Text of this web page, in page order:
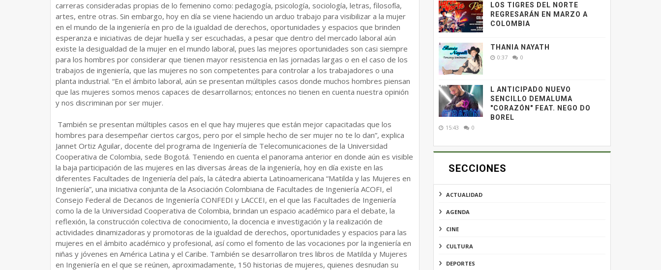
carreras consideradas propias de lo femenino como: pedagogía, psicología, sociología, letras, filosofía,
artes, entre otras. Sin embargo, hoy en día se viene haciendo un arduo trabajo para visibilizar a la mujer
en el mundo de la ingeniería en pro de la igualdad de derechos, oportunidades y espacios que brinden
esperanza e iniciativas de dejar huella y ser escuchadas, a pesar que dentro del mercado laboral aún
existe la desigualdad de la mujer en el mundo laboral, pues las mejores oportunidades son casi siempre
para los hombres por considerar que tienen mayor resistencia en las jornadas largas o en el caso de los
trabajos de ingeniería, que las mujeres no son competentes para controlar a los trabajadores o una
planta industrial. “En el ámbito laboral, aún se presentan múltiples casos donde muchos hombres piensan
que las mujeres somos menos capaces de desarrollarnos; entonces no tienen en cuenta nuestra opinión
y nos discriminan por ser mujer.
También se presentan múltiples casos en el que hay mujeres que están mejor capacitadas que los
hombres para desempeñar ciertos cargos, pero por el simple hecho de ser mujer no te lo dan”, explica
Jannet Ortiz Aguilar, docente del programa de Ingeniería de Telecomunicaciones de la Universidad
Cooperativa de Colombia, sede Bogotá. Teniendo en cuenta el panorama anterior en donde aún es visible
la baja participación de las mujeres en las diversas áreas de la ingeniería, hoy en día existe en las
diferentes Facultades de Ingeniería del país, la cátedra abierta Latinoamericana “Matilda y las Mujeres en
Ingeniería”, una iniciativa conjunta de la Asociación Colombiana de Facultades de Ingeniería ACOFI, el
Consejo Federal de Decanos de Ingeniería CONFEDI y LACCEI, en el que las Facultades de Ingeniería
como la de la Universidad Cooperativa de Colombia, brindan un espacio académico para el debate, la
reflexión, la construcción colectiva de conocimiento, la docencia e investigación y la realización de
actividades dinamizadoras y promotoras de la igualdad de derechos, oportunidades y espacios para las
mujeres en el ámbito académico y profesional, así como el fomento de las vocaciones por la ingeniería en
niñas y jóvenes en América Latina y el Caribe. También se desarrollaron tres libros de Matilda y Mujeres
en Ingeniería en el que se reúnen, aproximadamente, 150 historias de mujeres, quienes desnudan su
LOS TIGRES DEL NORTE
REGRESARÁN EN MARZO A
COLOMBIA
THANIA NAYATH
0:37 0
L ANTICIPADO NUEVO
SENCILLO DEMALUMA
"CORAZÓN" FEAT. NEGO DO
BOREL
15:43 0
SECCIONES
ACTUALIDAD
AGENDA
CINE
CULTURA
DEPORTES